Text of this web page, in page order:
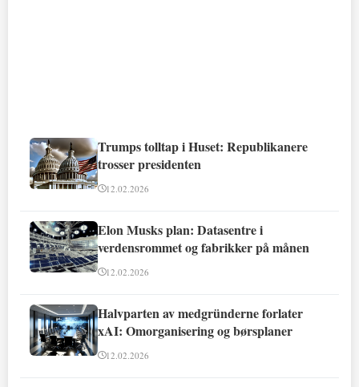
Trumps tolltap i Huset: Republikanere
trosser presidenten
12.02.2026
Elon Musks plan: Datasentre i
verdensrommet og fabrikker på månen
12.02.2026
Halvparten av medgründerne forlater
xAI: Omorganisering og børsplaner
12.02.2026